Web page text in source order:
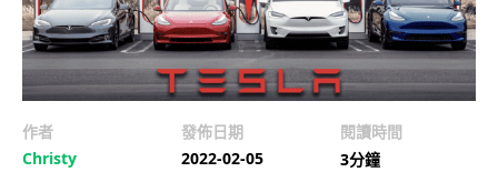
作者
Christy
發佈日期
2022-02-05
閱讀時間
3分鐘